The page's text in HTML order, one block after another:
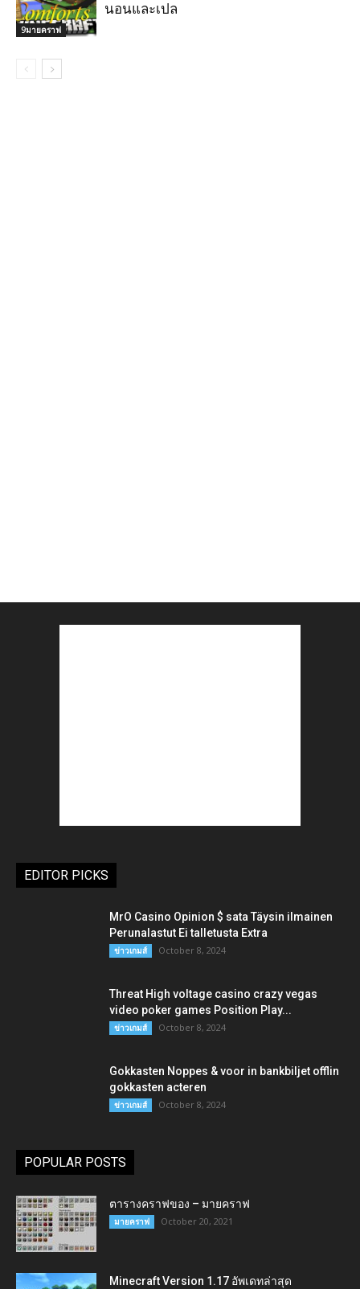
9มายคราฟ
นอนและเปล
EDITOR PICKS
MrO Casino Opinion $ sata Täysin ilmainen
Perunalastut Ei talletusta Extra
ข่าวเกมส์ October 8, 2024
Threat High voltage casino crazy vegas
video poker games Position Play...
ข่าวเกมส์ October 8, 2024
Gokkasten Noppes & voor in bankbiljet offlin
gokkasten acteren
ข่าวเกมส์ October 8, 2024
POPULAR POSTS
ตารางคราฟของ – มายคราฟ
มายคราฟ October 20, 2021
Minecraft Version 1.17 อัพเดทล่าสุด